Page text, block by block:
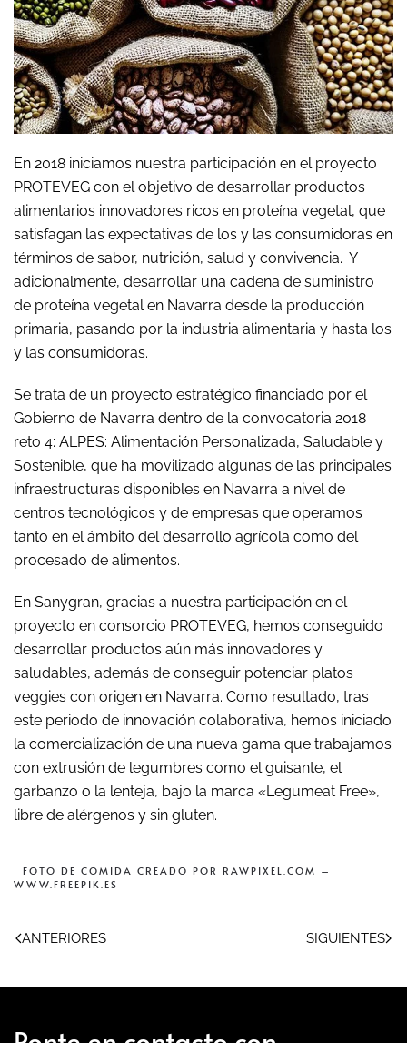
En 2018 iniciamos nuestra participación en el proyecto
PROTEVEG con el objetivo de desarrollar productos
alimentarios innovadores ricos en proteína vegetal, que
satisfagan las expectativas de los y las consumidoras en
términos de sabor, nutrición, salud y convivencia. Y
adicionalmente, desarrollar una cadena de suministro
de proteína vegetal en Navarra desde la producción
primaria, pasando por la industria alimentaria y hasta los
y las consumidoras.
Se trata de un proyecto estratégico financiado por el
Gobierno de Navarra dentro de la convocatoria 2018
reto 4: ALPES: Alimentación Personalizada, Saludable y
Sostenible, que ha movilizado algunas de las principales
infraestructuras disponibles en Navarra a nivel de
centros tecnológicos y de empresas que operamos
tanto en el ámbito del desarrollo agrícola como del
procesado de alimentos.
En Sanygran, gracias a nuestra participación en el
proyecto en consorcio PROTEVEG, hemos conseguido
desarrollar productos aún más innovadores y
saludables, además de conseguir potenciar platos
veggies con origen en Navarra. Como resultado, tras
este periodo de innovación colaborativa, hemos iniciado
la comercialización de una nueva gama que trabajamos
con extrusión de legumbres como el guisante, el
garbanzo o la lenteja, bajo la marca «Legumeat Free»,
libre de alérgenos y sin gluten.
FOTO DE COMIDA CREADO POR RAWPIXEL.COM –
WWW.FREEPIK.ES
ANTERIORES SIGUIENTES